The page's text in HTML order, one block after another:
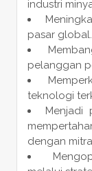
industri
pasar global.
pelanggan
teknologi
Menjadi
dengan